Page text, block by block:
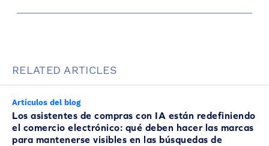
RELATED ARTICLES
Artículos del blog
Los asistentes de compras con IA están redefiniendo
el comercio electrónico: qué deben hacer las marcas
para mantenerse visibles en las búsquedas de